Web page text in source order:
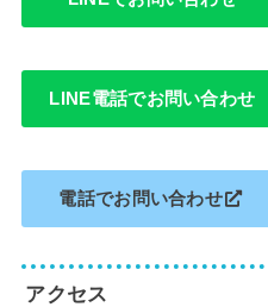
LINE電話でお問い合わせ
電話でお問い合わせ
アクセス